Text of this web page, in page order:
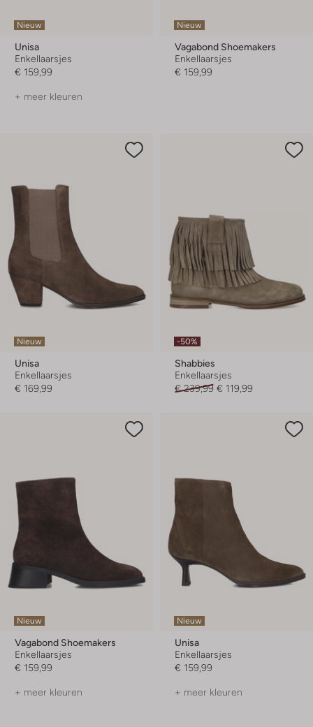
Nieuw
Unisa
Enkellaarsjes
€ 159,99
+ meer kleuren
Nieuw
Vagabond Shoemakers
Enkellaarsjes
€ 159,99
Nieuw
Unisa
Enkellaarsjes
€ 169,99
-50%
Shabbies
Enkellaarsjes
€ 239,99 € 119,99
Nieuw
Vagabond Shoemakers
Enkellaarsjes
€ 159,99
+ meer kleuren
Nieuw
Unisa
Enkellaarsjes
€ 159,99
+ meer kleuren